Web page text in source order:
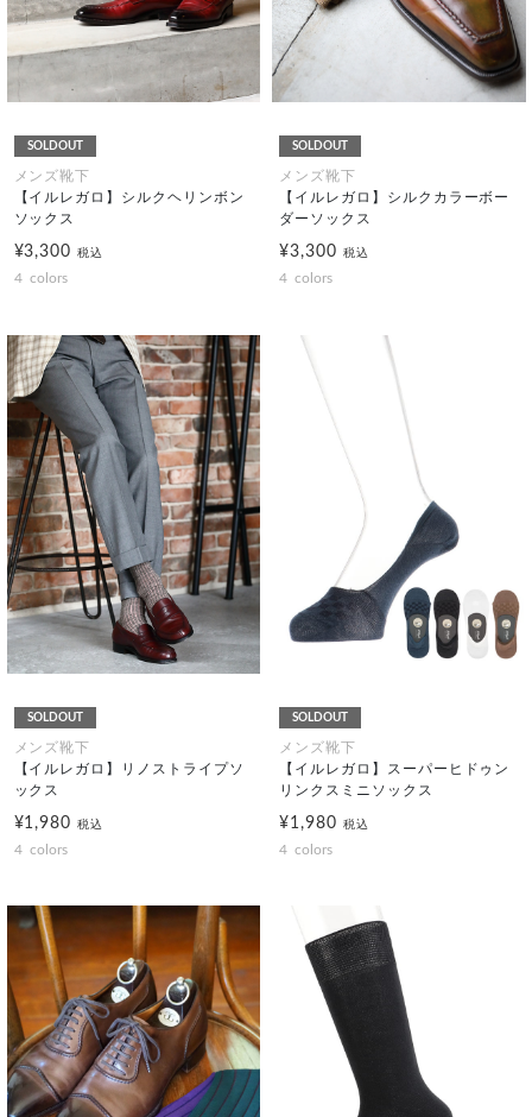
SOLDOUT
メンズ靴下
【イルレガロ】シルクヘリンボン
ソックス
¥3,300税込
4 colors
SOLDOUT
メンズ靴下
【イルレガロ】シルクカラーボー
ダーソックス
¥3,300 税込
4 colors
SOLDOUT
メンズ靴下
【イルレガロ】リノストライプソ
ックス
¥1,980税込
4 colors
SOLDOUT
メンズ靴下
【イルレガロ】スーパーヒドゥン
リンクスミニソックス
¥1,980 税込
4 colors